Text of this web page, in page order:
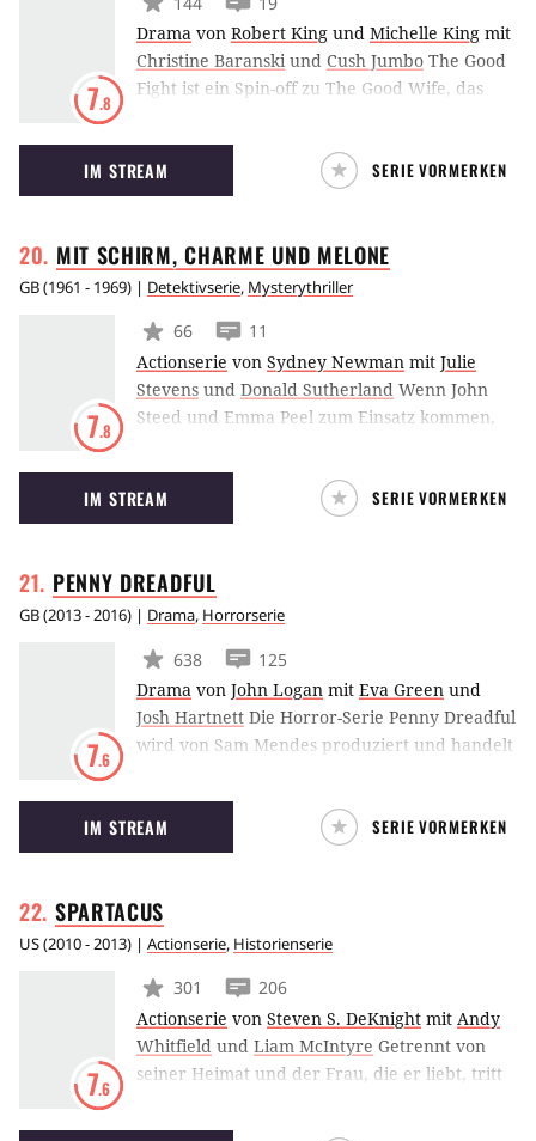
7.8
Drama von Robert King und Michelle King mit
Christine Baranskiund Cush Jumbo The Good
Fight ist ein Spin-off zu The Good Wife, das
und Lucca Quinn konzentriert. Christine
Baranski und Cush Jumbo kehren in ihren
altbekannten Rollen zurück. Die Dramaserie
Premiere.
IM STREAM SERIE VORMERKEN
MIT SCHIRM, CHARME UND MELONE
GB(1961 - 1969) | Detektivserie, Mysterythriller
7.8
66
11
Actionserie von Sydney Newman mit Julie
Stevens und Donald Sutherland Wenn John
Steed und Emma Peel zum Einsatz kommen,
Agentenduo ist einfach unschlagbar: Steed,
ein Gentlemen vom Scheitel bis zur Sohle,
hochintelligent und mit göttlichem Humor
– unwiderstehlich und überraschend
schlagfertig!
IM STREAM SERIE VORMERKEN
PENNY DREADFUL
GB(2013 - 2016) | Drama, Horrorserie
7.6
638
125
Drama von John Logan mit Eva Green und
Josh Hartnett Die Horror-Serie Penny Dreadful
wird von Sam Mendes produziert und handelt
zum Beispiel Dr. Frankenstein und seinem
Monster, Dorian Gray oder den Figuren aus
Dracula. Sie alle werden im viktorianischen
IM STREAM SERIE VORMERKEN
SPARTACUS
US(2010 - 2013) | Actionserie, Historienserie
7.6
301
206
Actionserie von Steven S. DeKnight mit Andy
Whitfield und Liam McIntyre Getrennt von
seiner Heimat und der Frau, die er liebt, tritt
römischen Reich als Gladiator auf. Doch seine